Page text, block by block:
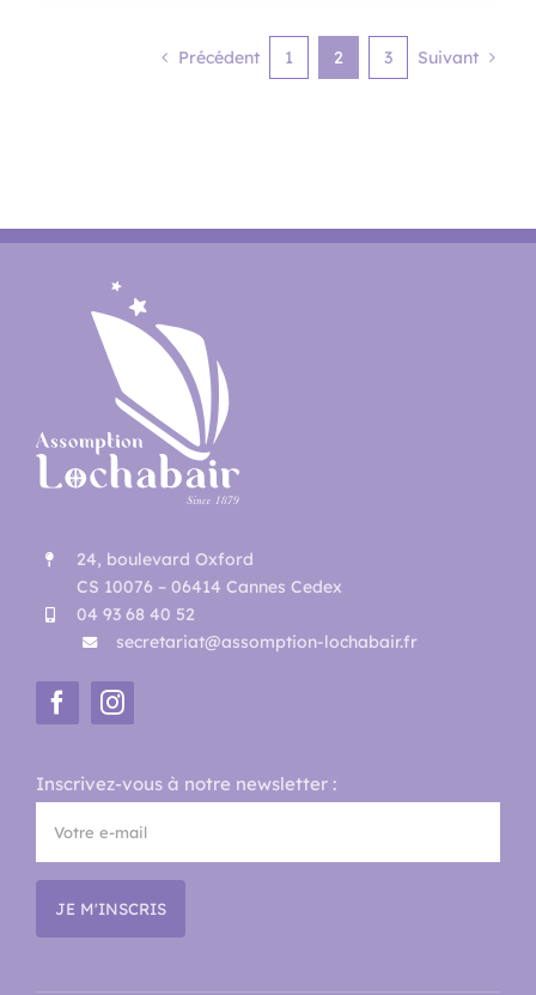
Précédent 1 2 3 Suivant
24, boulevard Oxford
CS 10076 – 06414 Cannes Cedex
04 93 68 40 52
secretariat@assomption-lochabair.fr
Inscrivez-vous à notre newsletter :